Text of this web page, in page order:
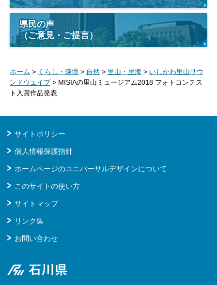
県民の声
（ご意見・ご提言）
ホーム > くらし・環境 > 自然 > 里山・里海 > いしかわ里山サウ
ンドウェイブ > MISIAの里山ミュージアム2018 フォトコンテス
ト入賞作品発表
サイトポリシー
個人情報保護指針
ホームページのユニバーサルデザインについて
このサイトの使い方
サイトマップ
リンク集
お問い合わせ
石川県